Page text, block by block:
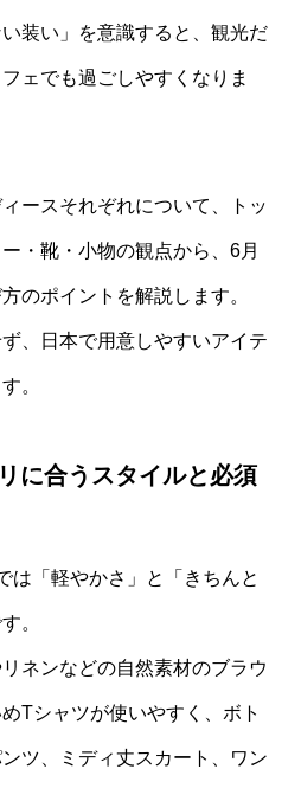
装い」を意識すると、観光だ
ェでも過ごしやすくなりま
ースそれぞれについて、トッ
・靴・小物の観点から、6月
のポイントを解説します。
、日本で用意しやすいアイテ
。
に合うスタイルと必須
は「軽やかさ」と「きちんと
。
ネンなどの自然素材のブラウ
Tシャツが使いやすく、ボト
ツ、ミディ丈スカート、ワン